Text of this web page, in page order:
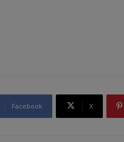
Facebook X